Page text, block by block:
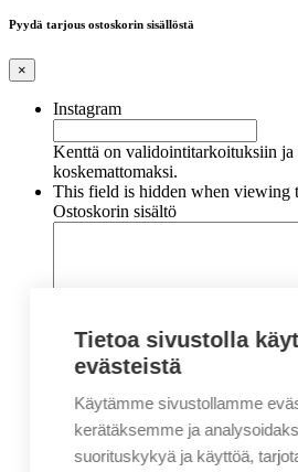
Pyydä tarjous ostoskorin sisällöstä
×
Instagram
Kenttä on validointitarkoituksiin ja
koskemattomaksi.
This field is hidden when viewing
Ostoskorin sisältö
Nimi*
Tietoa sivustolla
evästeistä
Käytämme sivustollamme
kerätäksemme ja
suorituskykyä ja käyttöä,